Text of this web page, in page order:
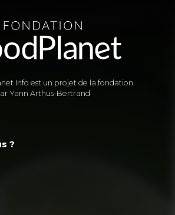
Info est un projet de la fondation
Yann Arthus-Bertrand
?